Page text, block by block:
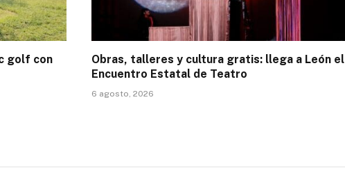
golf con
Obras, talleres y cultura gratis: llega a León el
Encuentro Estatal de Teatro
6 agosto, 2026